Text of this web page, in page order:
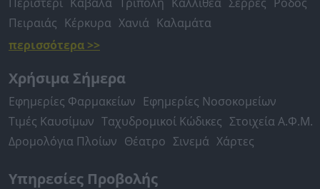
Πειραιάς Κέρκυρα Χανιά Καλαμάτα
περισσότερα >>
Χρήσιμα Σήμερα
Εφημερίες Φαρμακείων Εφημερίες Νοσοκομείων
Τιμές Καυσίμων Ταχυδρομικοί Κώδικες Στοιχεία Α.Φ.Μ.
Δρομολόγια Πλοίων Θέατρο Σινεμά Χάρτες
Υπηρεσίες Προβολής